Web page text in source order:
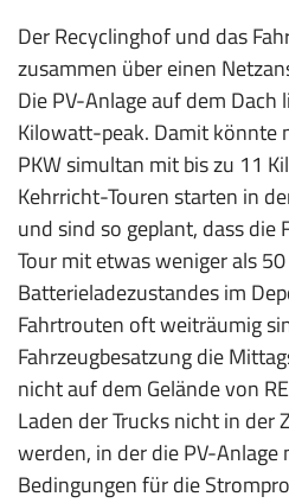
Der Recyclinghof und das
zusammen über einen
Die PV-Anlage auf dem Dach
Kilowatt-peak. Damit könnte
PKW simultan mit bis zu 11
Kehrricht-Touren starten in
und sind so geplant, dass die
Tour mit etwas weniger als 50
Batterieladezustandes im
Fahrtrouten oft weiträumig
Fahrzeugbesatzung die
nicht auf dem Gelände von
Laden der Trucks nicht in der
werden, in der die PV-Anlage
Bedingungen für die